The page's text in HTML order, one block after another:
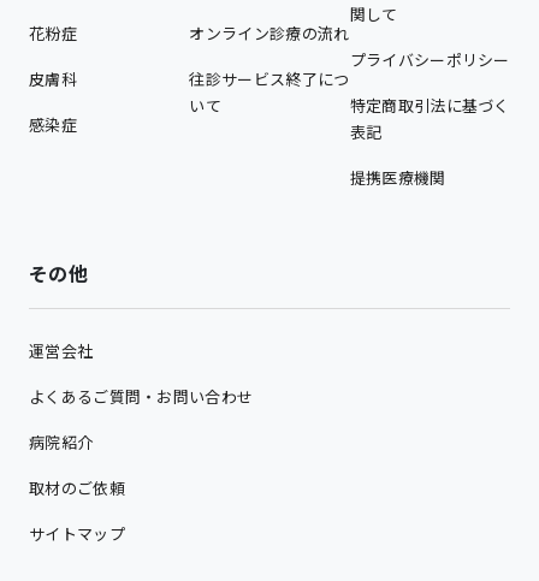
花粉症
皮膚科
感染症
オンライン診療の流れ
往診サービス終了につ
いて
関して
プライバシーポリシー
特定商取引法に基づく
表記
提携医療機関
その他
運営会社
よくあるご質問・お問い合わせ
病院紹介
取材のご依頼
サイトマップ